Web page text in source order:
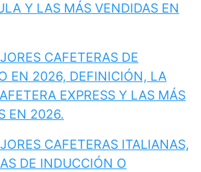
Y LAS MÁS VENDIDAS EN
CAFETERAS DE
EN 2026, DEFINICIÓN, LA
EXPRESS Y LAS MÁS
EN 2026.
CAFETERAS ITALIANAS,
DE INDUCCIÓN O